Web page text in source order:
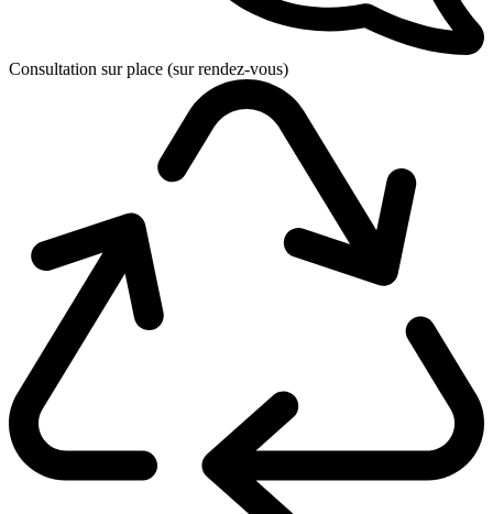
Consultation sur place (sur rendez-vous)